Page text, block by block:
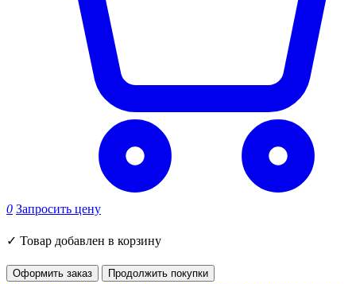
0 Запросить цену
✓ Товар добавлен в корзину
Оформить заказ Продолжить покупки